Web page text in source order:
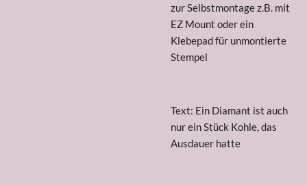
zur Selbstmontage z.B. mit
EZ Mount oder ein
Klebepad für unmontierte
Stempel
Text: Ein Diamant ist auch
nur ein Stück Kohle, das
Ausdauer hatte